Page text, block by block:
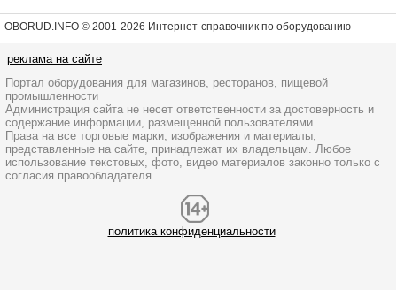
OBORUD.INFO © 2001-2026 Интернет-справочник по оборудованию
реклама на сайте
Портал оборудования для магазинов, ресторанов, пищевой
промышленности
Администрация сайта не несет ответственности за достоверность и
содержание информации, размещенной пользователями.
Права на все торговые марки, изображения и материалы,
представленные на сайте, принадлежат их владельцам. Любое
использование текстовых, фото, видео материалов законно только с
согласия правообладателя
политика конфиденциальности